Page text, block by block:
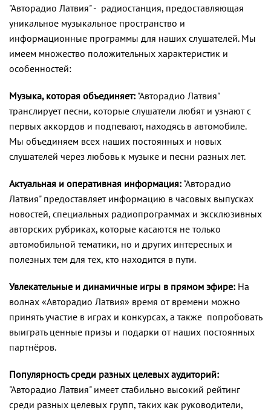
"Авторадио Латвия" - радиостанция, предоставляющая
уникальное музыкальное пространство и
информационные программы для наших слушателей. Мы
имеем множество положительных характеристик и
особенностей:
Музыка, которая объединяет: "Авторадио Латвия"
транслирует песни, которые слушатели любят и узнают с
первых аккордов и подпевают, находясь в автомобиле.
Мы объединяем всех наших постоянных и новых
слушателей через любовь к музыке и песни разных лет.
Актуальная и оперативная информация: "Авторадио
Латвия" предоставляет информацию в часовых выпусках
новостей, специальных радиопрограммах и эксклюзивных
авторских рубриках, которые касаются не только
автомобильной тематики, но и других интересных и
полезных тем для тех, кто находится в пути.
Увлекательные и динамичные игры в прямом эфире: На
волнах «Авторадио Латвия» время от времени можно
принять участие в играх и конкурсах, а также попробовать
выиграть ценные призы и подарки от наших постоянных
партнёров.
Популярность среди разных целевых аудиторий:
"Авторадио Латвия" имеет стабильно высокий рейтинг
среди разных целевых групп, таких как руководители,